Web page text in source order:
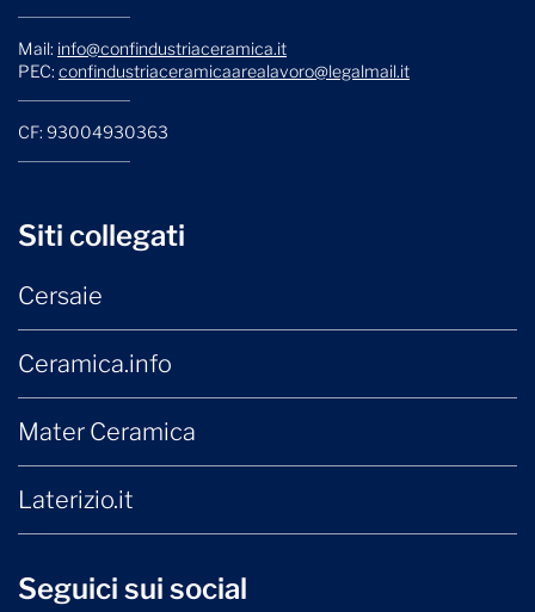
Mail: info@confindustriaceramica.it
PEC: confindustriaceramicaarealavoro@legalmail.it
CF: 93004930363
Siti collegati
Cersaie
Ceramica.info
Mater Ceramica
Laterizio.it
Seguici sui social